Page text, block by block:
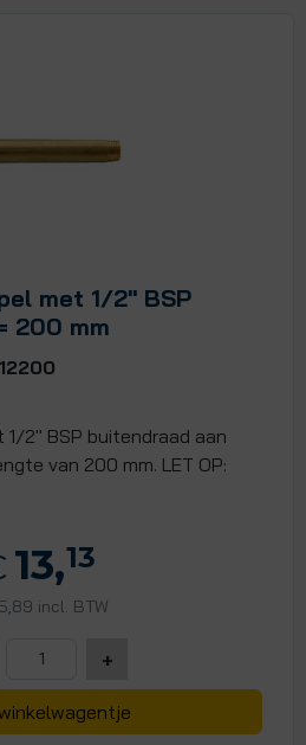
met 1/2" BSP
200 mm
2" BSP buitendraad aan
van 200 mm. LET OP:
13,13
incl. BTW
+